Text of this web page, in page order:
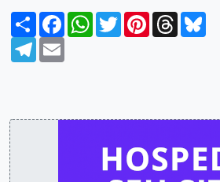
Compartilhar
FacebookWhatsApp
TwitterPinterest
Threads
Telegram
Email